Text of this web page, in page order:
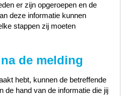
er zijn opgeroepen en de
deze informatie kunnen
stappen zij moeten
de melding
hebt, kunnen de betreffende
de hand van de informatie die jij